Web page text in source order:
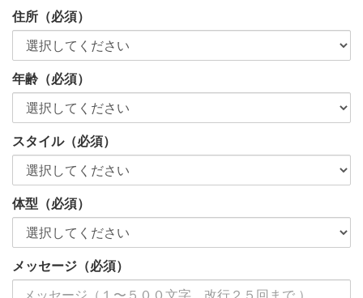
住所（必須）
年齢（必須）
スタイル（必須）
体型（必須）
メッセージ（必須）